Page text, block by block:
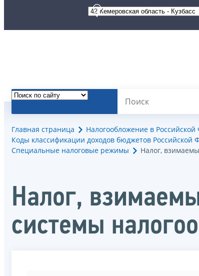
Главная страница
Налогообложение в
Коды классификации доходов бюджетов
Специальные налоговые режимы
Налог,
Налог,
системы